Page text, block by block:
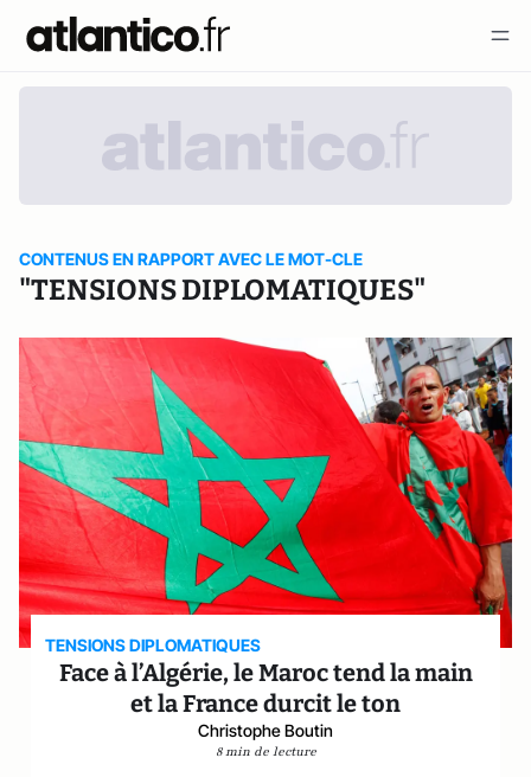
CONTENUS EN RAPPORT AVEC LE MOT-CLE
"TENSIONS DIPLOMATIQUES"
TENSIONS DIPLOMATIQUES
Face à l’Algérie, le Maroc tend la main
et la France durcit le ton
Christophe Boutin
8 min de lecture